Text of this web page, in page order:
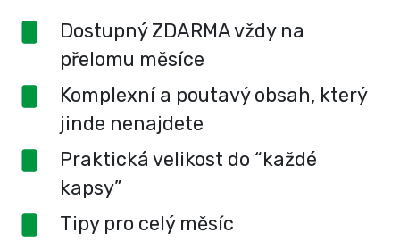
Dostupný ZDARMA vždy na
přelomu měsíce
Komplexní a poutavý obsah, který
jinde nenajdete
Praktická velikost do “každé
kapsy”
Tipy pro celý měsíc